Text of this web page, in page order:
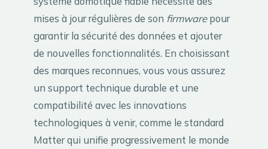
mises à jour régulières de son firmwarepour
garantir la sécurité des données et ajouter
de nouvelles fonctionnalités. En choisissant
des marques reconnues, vous vous assurez
un support technique durable et une
compatibilité avec les innovations
technologiques à venir, comme le standard
Matter qui unifie progressivement le monde